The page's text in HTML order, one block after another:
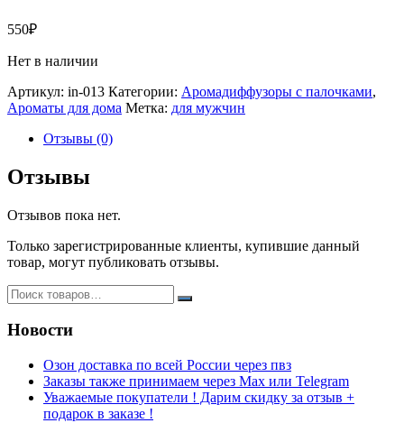
550₽
Нет в наличии
Артикул: in-013 Категории: Аромадиффузоры с палочками,
Ароматы для дома Метка: для мужчин
Отзывы (0)
Отзывы
Отзывов пока нет.
Только зарегистрированные клиенты, купившие данный
товар, могут публиковать отзывы.
Новости
Озон доставка по всей России через пвз
Заказы также принимаем через Max или Telegram
Уважаемые покупатели ! Дарим скидку за отзыв +
подарок в заказе !